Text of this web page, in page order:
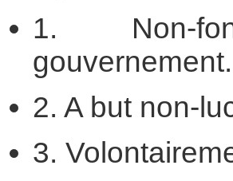
1. Non-
gouvernement.
2. A but non-
3.